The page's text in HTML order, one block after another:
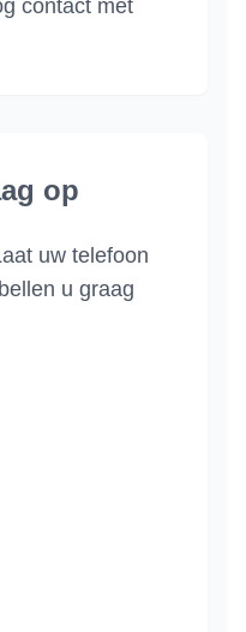
contact met
op
uw telefoon
u graag